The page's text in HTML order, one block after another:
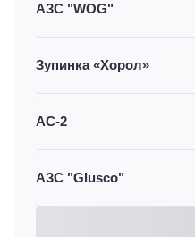
АЗС "WOG"
Зупинка «Хорол»
АС-2
АЗС "Glusco"